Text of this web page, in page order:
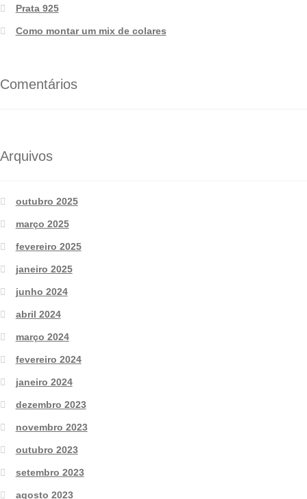
Prata 925
Como montar um mix de colares
Comentários
Arquivos
outubro 2025
março 2025
fevereiro 2025
janeiro 2025
junho 2024
abril 2024
março 2024
fevereiro 2024
janeiro 2024
dezembro 2023
novembro 2023
outubro 2023
setembro 2023
agosto 2023